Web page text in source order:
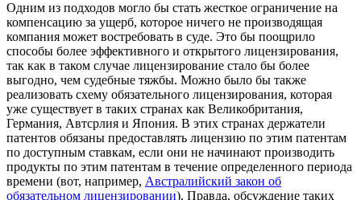
Одним из подходов могло бы стать жесткое ограничение на
компенсацию за ущерб, которое ничего не производящая
компания может востребовать в суде. Это бы поощрило
способы более эффективного и открытого лицензирования,
так как в таком случае лицензирование стало бы более
выгодно, чем судебные тяжбы. Можно было бы также
реализовать схему обязательного лицензирования, которая
уже существует в таких странах как Великобритания,
Германия, Автсрлия и Япония. В этих странах держатели
патентов обязаны предоставлять лицензию по этим патентам
по доступным ставкам, если они не начинают производить
продукты по этим патентам в течение определенного периода
времени (вот, например, Австралийский закон об
обязательном лицензировании). Правда, обсуждение таких